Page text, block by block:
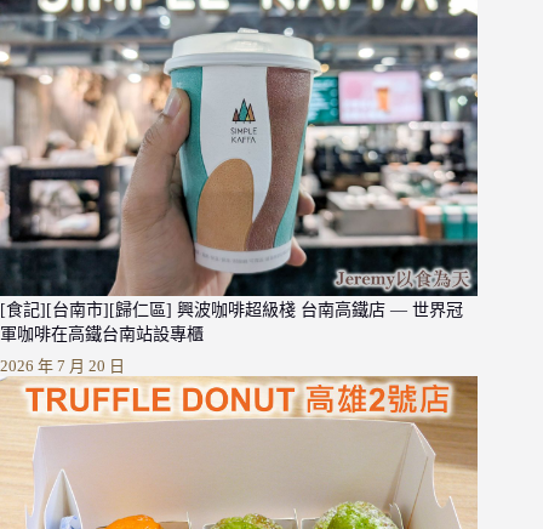
[食記][台南市][歸仁區] 興波咖啡超級棧 台南高鐵店 — 世界冠
軍咖啡在高鐵台南站設專櫃
2026 年 7 月 20 日